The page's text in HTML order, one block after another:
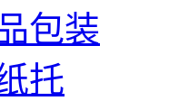
包装
托